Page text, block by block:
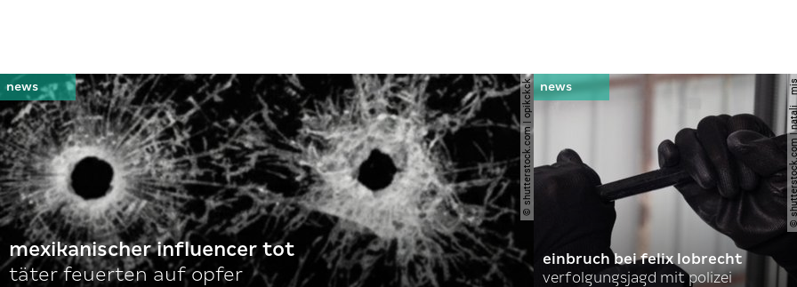
© shutterstock.com | opikckck
mexikanischer influencer tot
täter feuerten auf opfer
©
einbruch bei felix lobrecht
verfolgungsjagd mit polizei